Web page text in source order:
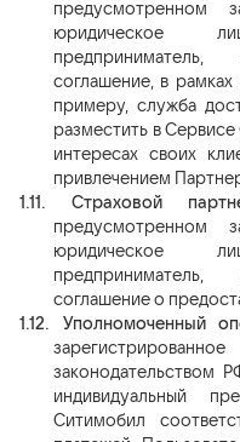
предусмотренном
юридическое
соглашение, в
примеру, служба
разместить в
интересах своих
привлечением
1.11.
Страховой
предусмотренном
юридическое
соглашение о
1.12.
Уполномоченный
законодательством
индивидуальный
Ситимобил